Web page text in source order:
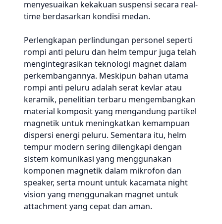
menyesuaikan kekakuan suspensi secara real-
time berdasarkan kondisi medan.
Perlengkapan perlindungan personel seperti
rompi anti peluru dan helm tempur juga telah
mengintegrasikan teknologi magnet dalam
perkembangannya. Meskipun bahan utama
rompi anti peluru adalah serat kevlar atau
keramik, penelitian terbaru mengembangkan
material komposit yang mengandung partikel
magnetik untuk meningkatkan kemampuan
dispersi energi peluru. Sementara itu, helm
tempur modern sering dilengkapi dengan
sistem komunikasi yang menggunakan
komponen magnetik dalam mikrofon dan
speaker, serta mount untuk kacamata night
vision yang menggunakan magnet untuk
attachment yang cepat dan aman.